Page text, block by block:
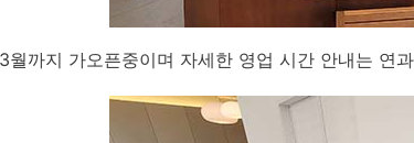
월까지 가오픈중이며 자세한 영업 시간 안내는 연